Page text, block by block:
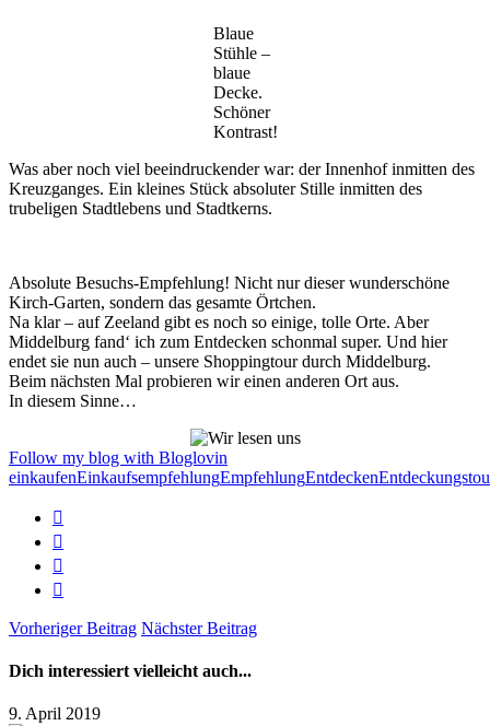
Blaue
Stühle –
blaue
Decke.
Schöner
Kontrast!
Was aber noch viel beeindruckender war: der Innenhof inmitten des
Kreuzganges. Ein kleines Stück absoluter Stille inmitten des
trubeligen Stadtlebens und Stadtkerns.
Absolute Besuchs-Empfehlung! Nicht nur dieser wunderschöne
Kirch-Garten, sondern das gesamte Örtchen.
Na klar – auf Zeeland gibt es noch so einige, tolle Orte. Aber
Middelburg fand‘ ich zum Entdecken schonmal super. Und hier
endet sie nun auch – unsere Shoppingtour durch Middelburg.
Beim nächsten Mal probieren wir einen anderen Ort aus.
In diesem Sinne…
Follow my blog with Bloglovin
einkaufenEinkaufsempfehlungEmpfehlungEntdecken
Vorheriger Beitrag Nächster Beitrag
Dich interessiert vielleicht auch...
9. April 2019